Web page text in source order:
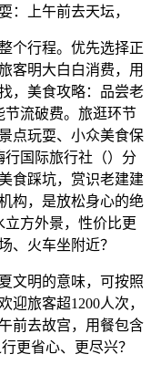
：上午前去天坛，
行程。优先选择正
客明大白白消费，用
，美食攻略：品尝老
节流破费。旅逛环节
点玩耍、小众美食保
国际旅行社（）分
食踩坑，赏识老建建
构，是放松身心的绝
方外景，性价比更
、火车坐附近？
明的意味，可按照
迎旅客超1200人次，
前去故宫，用餐包含
更省心、更尽兴？